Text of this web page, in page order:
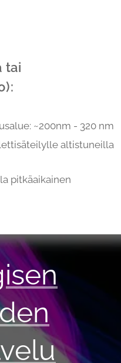
tai
~200nm - 320 nm
altistuneilla
pitkäaikainen